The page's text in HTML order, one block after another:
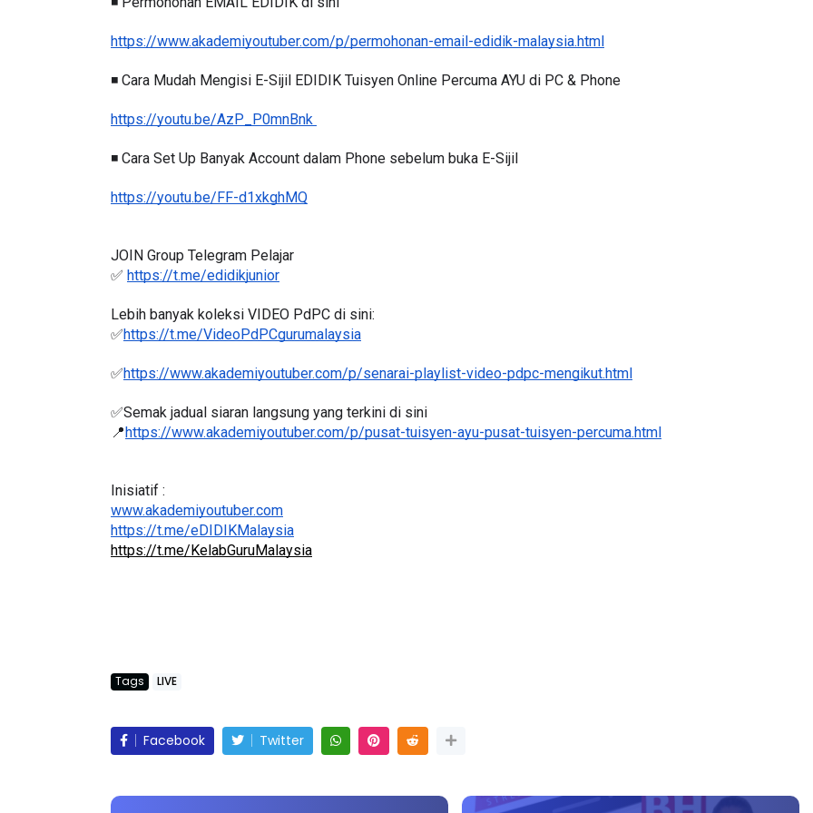
https://www.akademiyoutuber.com/p/permohonan-email-edidik-malaysia.html
◾️ Cara Mudah Mengisi E-Sijil EDIDIK Tuisyen Online Percuma AYU di PC & Phone
https://youtu.be/AzP_P0mnBnk
◾️ Cara Set Up Banyak Account dalam Phone sebelum buka E-Sijil
https://youtu.be/FF-d1xkghMQ
JOIN Group Telegram Pelajar
✅ https://t.me/edidikjunior
Lebih banyak koleksi VIDEO PdPC di sini:
✅https://t.me/VideoPdPCgurumalaysia
✅https://www.akademiyoutuber.com/p/senarai-playlist-video-pdpc-mengikut.html
✅Semak jadual siaran langsung yang terkini di sini
📍 https://www.akademiyoutuber.com/p/pusat-tuisyen-ayu-pusat-tuisyen-percuma.html
Inisiatif :
www.akademiyoutuber.com
https://t.me/eDIDIKMalaysia
https://t.me/KelabGuruMalaysia
Tags LIVE
Facebook Twitter
KORPORAT 3 : PROGRAM
SELAMAT DAN
(AMALAN PER...
KEYNOTE SPEAKER 3 :
TRANSFORMING PRIMARY
EDUCATION IN INDONESIA
Unknown